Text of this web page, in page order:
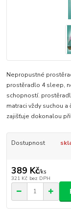
Nepropustné
prostěradlo 4 sleep,
schopností.
matraci vždy suchou
zajišťuje dokonalou
Dostupnost
389 Kč/ks
321 Kč bez DPH